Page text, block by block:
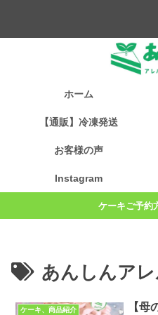
ホーム
【通販】冷凍発送
お客様の声
Instagram
ケーキご予約
あんしんア
ケーキ、商品紹介
【母